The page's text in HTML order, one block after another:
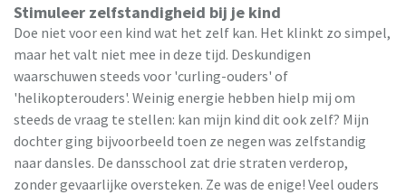
Stimuleer zelfstandigheid bij je kind
Doe niet voor een kind wat het zelf kan. Het klinkt zo simpel,
maar het valt niet mee in deze tijd. Deskundigen
waarschuwen steeds voor 'curling-ouders' of
'helikopterouders'. Weinig energie hebben hielp mij om
steeds de vraag te stellen: kan mijn kind dit ook zelf? Mijn
dochter ging bijvoorbeeld toen ze negen was zelfstandig
naar dansles. De dansschool zat drie straten verderop,
zonder gevaarlijke oversteken. Ze was de enige! Veel ouders